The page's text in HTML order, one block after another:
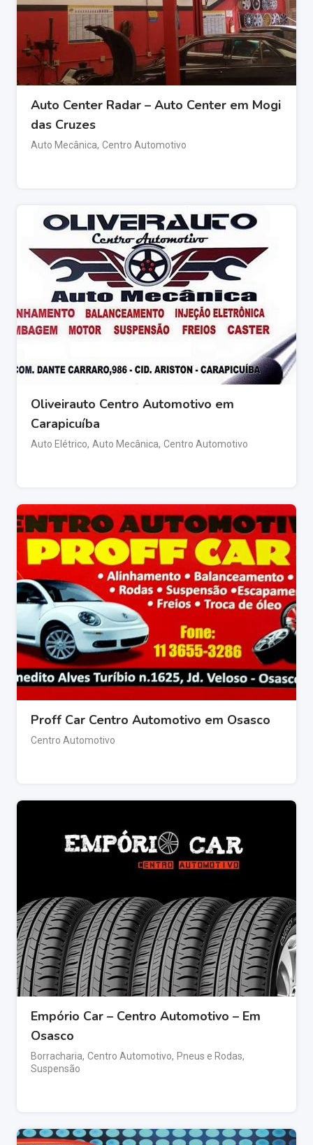
Auto Center Radar – Auto Center em Mogi
das Cruzes
Auto Mecânica, Centro Automotivo
Oliveirauto Centro Automotivo em
Carapicuíba
Auto Elétrico, Auto Mecânica, Centro Automotivo
Proff Car Centro Automotivo em Osasco
Centro Automotivo
Empório Car – Centro Automotivo – Em
Osasco
Borracharia, Centro Automotivo, Pneus e Rodas,
Suspensão